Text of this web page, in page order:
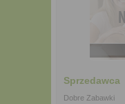
Sprzedawca
Dobre Zabawki